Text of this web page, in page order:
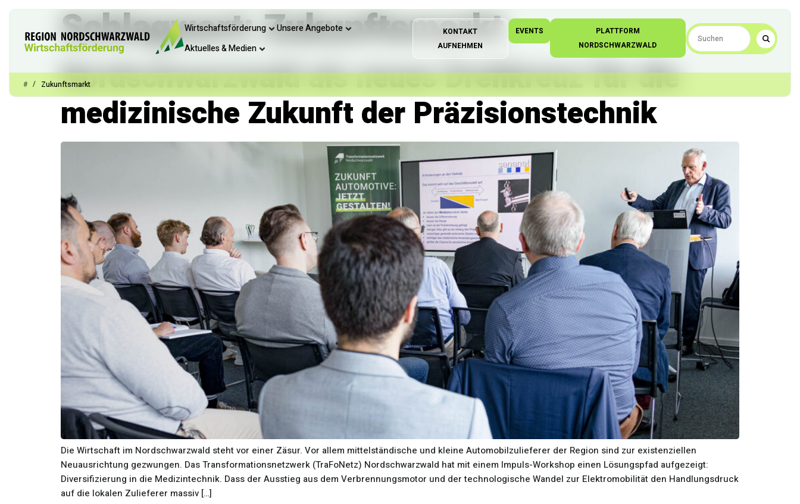
Wirtschaftsförderung
Unsere Angebote
Aktuelles & Medien
KONTAKT
AUFNEHMEN
EVENTS
PLATTFORM
NORDSCHWARZWALD
# / Zukunftsmarkt
Schlagwort:Zukunftsmarkt
Nordschwarzwald als neues Drehkreuz für die
medizinische Zukunft der Präzisionstechnik
Die Wirtschaft im Nordschwarzwald steht vor einer Zäsur. Vor allem mittelständische und kleine Automobilzulieferer der Region sind zur existenziellen
Neuausrichtung gezwungen. Das Transformationsnetzwerk (TraFoNetz) Nordschwarzwald hat mit einem Impuls-Workshop einen Lösungspfad aufgezeigt:
Diversifizierung in die Medizintechnik. Dass der Ausstieg aus dem Verbrennungsmotor und der technologische Wandel zur Elektromobilität den Handlungsdruck
auf die lokalen Zulieferer massiv […]